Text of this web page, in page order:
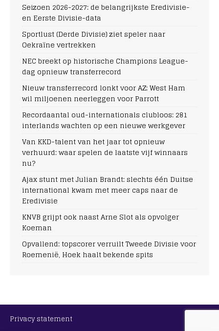
Seizoen 2026-2027: de belangrijkste Eredivisie-
en Eerste Divisie-data
Sportlust (Derde Divisie) ziet speler naar
Oekraïne vertrekken
NEC breekt op historische Champions League-
dag opnieuw transferrecord
Nieuw transferrecord lonkt voor AZ: West Ham
wil miljoenen neerleggen voor Parrott
Recordaantal oud-internationals clubloos: 281
interlands wachten op een nieuwe werkgever
Van KKD-talent van het jaar tot opnieuw
verhuurd: waar spelen de laatste vijf winnaars
nu?
Ajax stunt met Julian Brandt: slechts één Duitse
international kwam met meer caps naar de
Eredivisie
KNVB grijpt ook naast Arne Slot als opvolger
Koeman
Opvallend: topscorer verruilt Tweede Divisie voor
Roemenië, Hoek haalt bekende spits
Privacy statement